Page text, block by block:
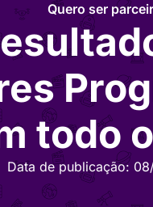
Quero ser
todo
Data de publicação: